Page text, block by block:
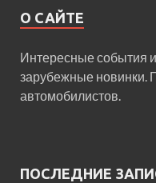
О САЙТЕ
Интересные события
зарубежные новинки.
автомобилистов.
ПОСЛЕДНИЕ